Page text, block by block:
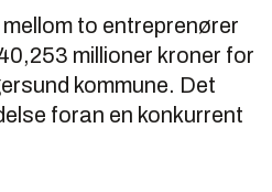
to entreprenører
millioner kroner for
kommune. Det
foran en konkurrent